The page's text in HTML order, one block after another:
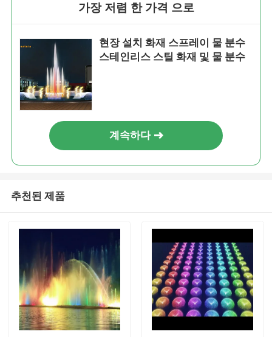
가장 저렴 한 가격 으로
현장 설치 화재 스프레이 물 분수
스테인리스 스틸 화재 및 물 분수
계속하다
추천된 제품